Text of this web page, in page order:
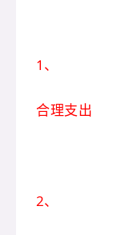
1、
合理支出
2、